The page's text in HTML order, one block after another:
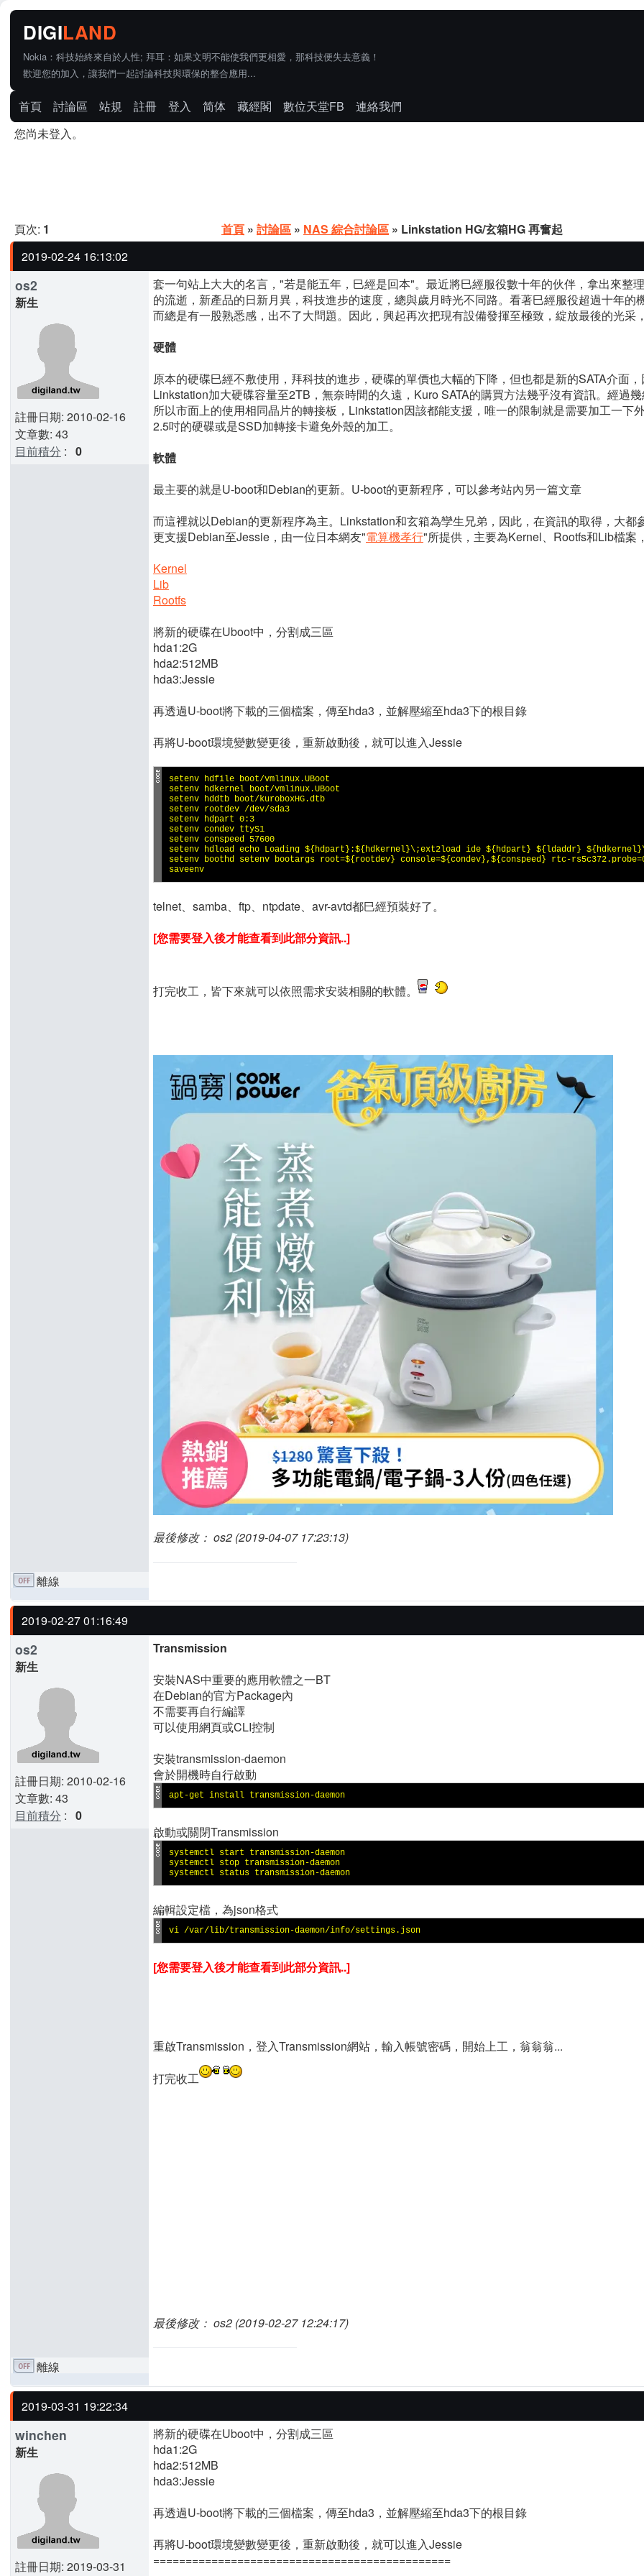
Nokia：科技始終來自於人性; 拜耳：如果文明不能使我們更相愛，那科技便失去意義！
歡迎您的加入，讓我們一起討論科技與環保的整合應用...
首頁 討論區 站規 註冊 登入 简体 藏經閣 數位天堂FB
連絡我們
您尚未登入。
頁次: 1 首頁 » 討論區 » NAS 綜合討論區 » Linkstation HG/玄箱HG 再奮起
2019-02-24 16:13:02
os2
新生
註冊日期: 2010-02-16
文章數: 43
目前積分 : 0
套一句站上大大的名言，"若是能五年，巳經是回本"。最近將巳經服役數十年的伙伴，拿出來整
的流逝，新產品的日新月異，科技進步的速度，總與歲月時光不同路。看著巳經服役超過十年
而總是有一股熟悉感，出不了大問題。因此，興起再次把現有設備發揮至極致，綻放最後的光采
硬體
原本的硬碟巳經不敷使用，拜科技的進步，硬碟的單價也大幅的下降，但也都是新的SATA介面
Linkstation加大硬碟容量至2TB，無奈時間的久遠，Kuro SATA的購買方法幾乎沒有資訊。經過
所以市面上的使用相同晶片的轉接板，Linkstation因該都能支援，唯一的限制就是需要加工一下
2.5吋的硬碟或是SSD加轉接卡避免外殼的加工。
軟體
最主要的就是U-boot和Debian的更新。U-boot的更新程序，可以參考站內另一篇文章
而這裡就以Debian的更新程序為主。Linkstation和玄箱為孿生兄弟，因此，在資訊的取得，大
更支援Debian至Jessie，由一位日本網友"電算機孝行"所提供，主要為Kernel、Rootfs和Lib檔案
Kernel
Lib
Rootfs
將新的硬碟在Uboot中，分割成三區
hda1:2G
hda2:512MB
hda3:Jessie
再透過U-boot將下載的三個檔案，傳至hda3，並解壓縮至hda3下的根目錄
再將U-boot環境變數變更後，重新啟動後，就可以進入Jessie
setenv hdfile boot/vmlinux.UBoot
setenv hdkernel boot/vmlinux.UBoot
setenv hddtb boot/kuroboxHG.dtb
setenv rootdev /dev/sda3
setenv hdpart 0:3
setenv condev ttyS1
setenv conspeed 57600
setenv hdload echo Loading ${hdpart}:${hdkernel}\;ext2load ide ${hdpart} ${ldaddr}
setenv boothd setenv bootargs root=${rootdev} console=${condev},${conspeed} rtc-
saveenv
telnet、samba、ftp、ntpdate、avr-avtd都巳經預裝好了。
[您需要登入後才能查看到此部分資訊..]
打完收工，皆下來就可以依照需求安裝相關的軟體。
最後修改： os2 (2019-04-07 17:23:13)
離線
2019-02-27 01:16:49
os2
新生
註冊日期: 2010-02-16
文章數: 43
目前積分 : 0
Transmission
安裝NAS中重要的應用軟體之一BT
在Debian的官方Package內
不需要再自行編譯
可以使用網頁或CLI控制
安裝transmission-daemon
會於開機時自行啟動
apt-get install transmission-daemon
啟動或關閉Transmission
systemctl start transmission-daemon
systemctl stop transmission-daemon
systemctl status transmission-daemon
編輯設定檔，為json格式
vi /var/lib/transmission-daemon/info/settings.json
[您需要登入後才能查看到此部分資訊..]
重啟Transmission，登入Transmission網站，輸入帳號密碼，開始上工，翁翁翁...
打完收工
最後修改： os2 (2019-02-27 12:24:17)
離線
2019-03-31 19:22:34
winchen
新生
註冊日期: 2019-03-31
將新的硬碟在Uboot中，分割成三區
hda1:2G
hda2:512MB
hda3:Jessie
再透過U-boot將下載的三個檔案，傳至hda3，並解壓縮至hda3下的根目錄
再將U-boot環境變數變更後，重新啟動後，就可以進入Jessie
==============================================